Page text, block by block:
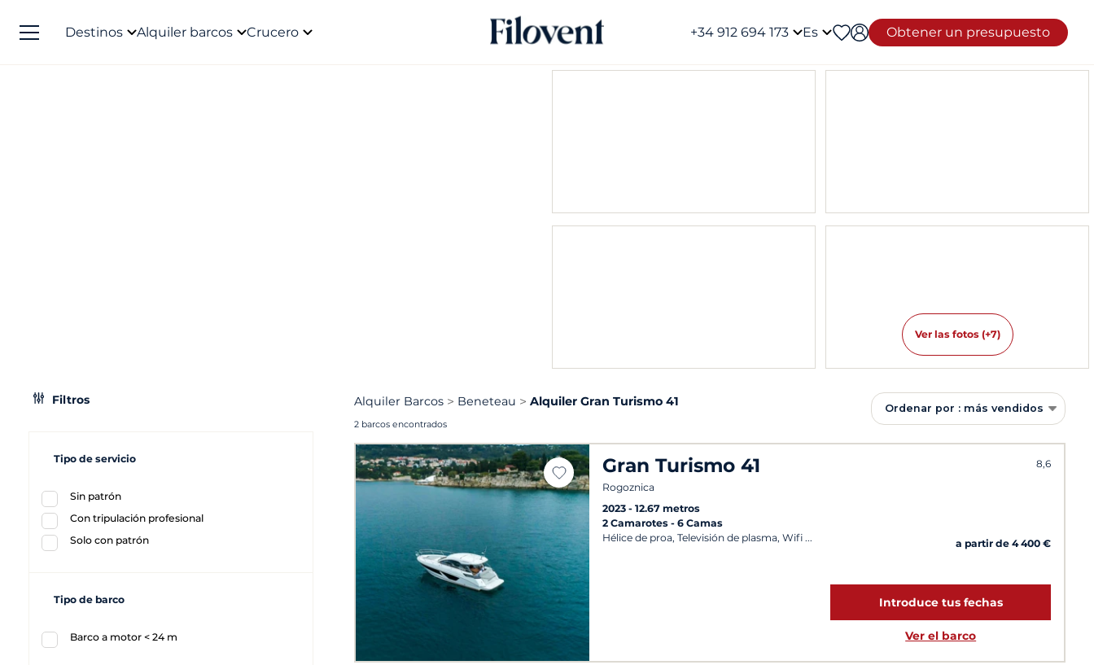
Destinos Alquiler barcos Crucero +34 912 694 173 Es Obtener un presupuesto
Ver las fotos (+7)
Filtros
Tipo de servicio
Sin patrón
Con tripulación profesional
Solo con patrón
Tipo de barco
Barco a motor < 24 m
Alquiler Barcos Beneteau Alquiler Gran Turismo 41
2 barcos encontrados
Ordenar por : más vendidos
Gran Turismo 41
Rogoznica
8,6
2023
12.67 metros
2 Camarotes 6 Camas
Hélice de proa, Televisión de plasma, Wifi
a partir de 4 400 €
Introduce tus fechas
Ver el barco